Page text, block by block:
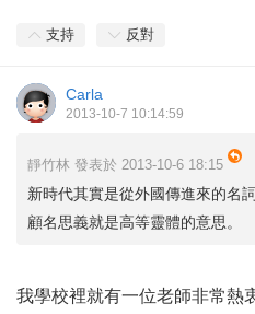
支持 反對
Carla
2013-10-7 10:14:59
靜竹林 發表於 2013-10-6 18:15
新時代其實是從外國傳進來的名
顧名思義就是高等靈體的意思。
我學校裡就有一位老師非常熱